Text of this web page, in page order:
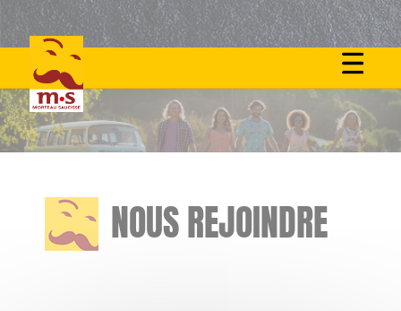
Skip
NOUS REJOINDRE